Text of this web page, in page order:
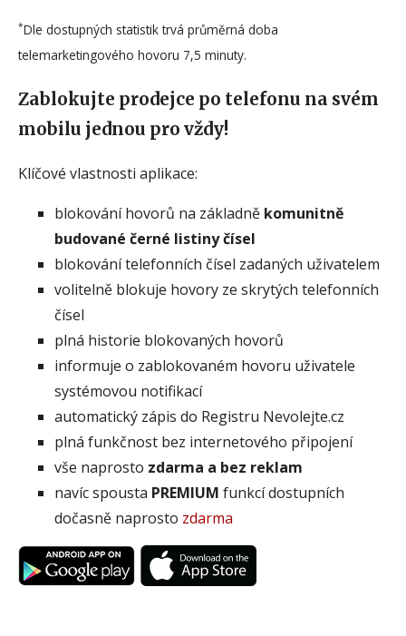
*Dle dostupných statistik trvá průměrná doba
telemarketingového hovoru 7,5 minuty.
Zablokujte prodejce po telefonu na svém
mobilu jednou pro vždy!
Klíčové vlastnosti aplikace:
blokování hovorů na základně komunitně
budované černé listiny čísel
blokování telefonních čísel zadaných uživatelem
volitelně blokuje hovory ze skrytých telefonních
čísel
plná historie blokovaných hovorů
informuje o zablokovaném hovoru uživatele
systémovou notifikací
automatický zápis do Registru Nevolejte.cz
plná funkčnost bez internetového připojení
vše naprosto zdarma a bez reklam
navíc spousta PREMIUM funkcí dostupních
dočasně naprosto zdarma